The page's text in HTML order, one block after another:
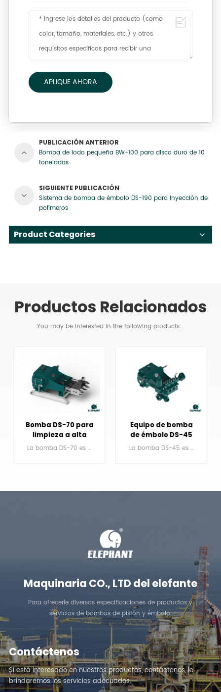
APLIQUE AHORA
PUBLICACIÓN ANTERIOR
Bomba de lodo pequeña BW-100 para disco duro de 10
toneladas
SIGUIENTE PUBLICACIÓN
Sistema de bomba de émbolo DS-190 para inyección de
polímeros
Product Categories
Productos Relacionados
You may be interested in the following products...
Bomba DS-70 para
limpieza a alta
presión de mineríaLa bomba DS-70 es una bomba de émbolo alternativo triplex de simple efecto.
Equipo de bomba
de émbolo DS-45
para inyección deLa bomba DS-45 es una bomba de émbolo alternativo triplex de simple efecto.
Maquinaria CO., LTD del elefante
Para ofrecerle diversas especificaciones de productos y
servicios de bombas de pistón y émbolo.
Contáctenos
Si está interesado en nuestros productos, contáctenos, le
brindaremos los servicios adecuados.